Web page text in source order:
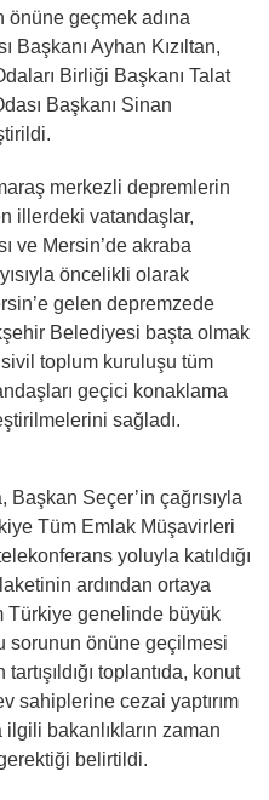
önüne geçmek adına
Başkanı Ayhan Kızıltan,
Birliği Başkanı Talat
Başkanı Sinan
merkezli depremlerin
illerdeki vatandaşlar,
ve Mersin’de akraba
öncelikli olarak
gelen depremzede
Belediyesi başta olmak
toplum kuruluşu tüm
geçici konaklama
sağladı.
Seçer’in çağrısıyla
Tüm Emlak Müşavirleri
yoluyla katıldığı
ardından ortaya
Türkiye genelinde büyük
sorunun önüne geçilmesi
toplantıda, konut
sahiplerine cezai yaptırım
bakanlıkların zaman
belirtildi.